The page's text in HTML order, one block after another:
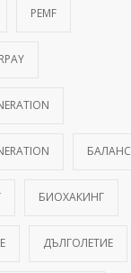
PEMF
БАЛАНС
БИОХАКИНГ
ДЪЛГОЛЕТИЕ